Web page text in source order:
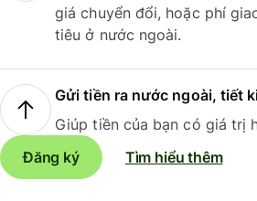
giá chuyển đổi, hoặc phí
tiêu ở nước ngoài.
Gửi tiền ra nước ngoài, tiết
Giúp tiền của bạn có giá trị
Đăng ký
Tìm hiểu thêm